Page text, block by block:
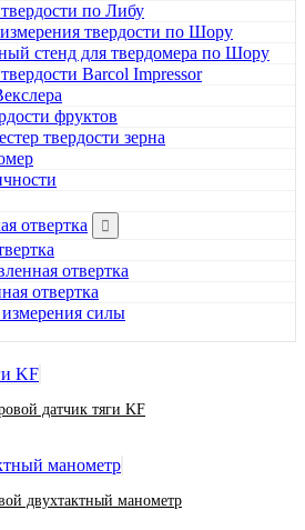
по Либу
твердости по Шору
стенд для твердомера по Шору
Barcol Impressor
фруктов
твердости зерна
отвертка
отвертка
отвертка
силы
датчик тяги KF
двухтактный манометр